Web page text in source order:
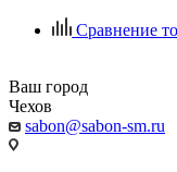
Сравнение
Ваш город
Чехов
sabon@sabon-sm.ru